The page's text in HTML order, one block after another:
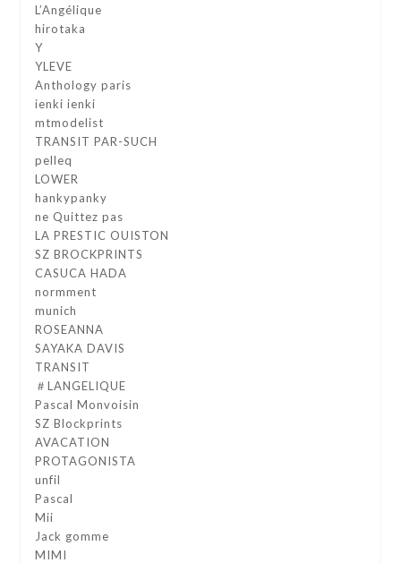
L’Angélique
hirotaka
Y
YLEVE
Anthology paris
ienki ienki
mtmodelist
TRANSIT PAR-SUCH
pelleq
LOWER
hankypanky
ne Quittez pas
LA PRESTIC OUISTON
SZ BROCKPRINTS
CASUCA HADA
normment
munich
ROSEANNA
SAYAKA DAVIS
TRANSIT
＃LANGELIQUE
Pascal Monvoisin
SZ Blockprints
AVACATION
PROTAGONISTA
unfil
Pascal
Mii
Jack gomme
MIMI